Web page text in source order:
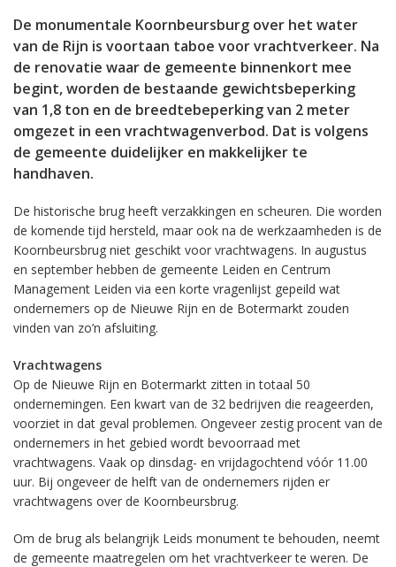
De monumentale Koornbeursburg over het water
van de Rijn is voortaan taboe voor vrachtverkeer. Na
de renovatie waar de gemeente binnenkort mee
begint, worden de bestaande gewichtsbeperking
van 1,8 ton en de breedtebeperking van 2 meter
omgezet in een vrachtwagenverbod. Dat is volgens
de gemeente duidelijker en makkelijker te
handhaven.
De historische brug heeft verzakkingen en scheuren. Die worden
de komende tijd hersteld, maar ook na de werkzaamheden is de
Koornbeursbrug niet geschikt voor vrachtwagens. In augustus
en september hebben de gemeente Leiden en Centrum
Management Leiden via een korte vragenlijst gepeild wat
ondernemers op de Nieuwe Rijn en de Botermarkt zouden
vinden van zo’n afsluiting.
Vrachtwagens
Op de Nieuwe Rijn en Botermarkt zitten in totaal 50
ondernemingen. Een kwart van de 32 bedrijven die reageerden,
voorziet in dat geval problemen. Ongeveer zestig procent van de
ondernemers in het gebied wordt bevoorraad met
vrachtwagens. Vaak op dinsdag- en vrijdagochtend vóór 11.00
uur. Bij ongeveer de helft van de ondernemers rijden er
vrachtwagens over de Koornbeursbrug.
Om de brug als belangrijk Leids monument te behouden, neemt
de gemeente maatregelen om het vrachtverkeer te weren. De